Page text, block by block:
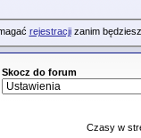
rejestracjizanim
Skocz do forum
Czasy w